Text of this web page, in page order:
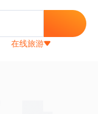
在线旅游